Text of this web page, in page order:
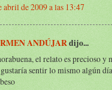
abril de 2009 a las 13:47
ANDÚJARdijo...
el relato es precioso
sentir lo mismo algún